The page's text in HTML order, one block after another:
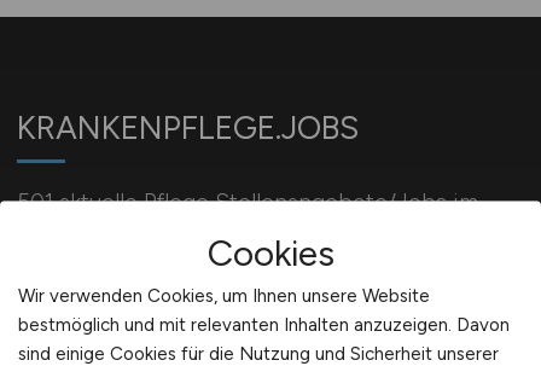
KRANKENPFLEGE.JOBS
501 aktuelle Pflege Stellenangebote/Jobs im
Krankenhaus/Kliniken/Pflegeeinrichtungen
Für Arbeitgeber
Cookies
Wir verwenden Cookies, um Ihnen unsere Website
bestmöglich und mit relevanten Inhalten anzuzeigen. Davon
sind einige Cookies für die Nutzung und Sicherheit unserer